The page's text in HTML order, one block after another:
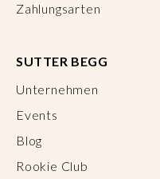
Zahlungsarten
SUTTER BEGG
Unternehmen
Events
Blog
Rookie Club